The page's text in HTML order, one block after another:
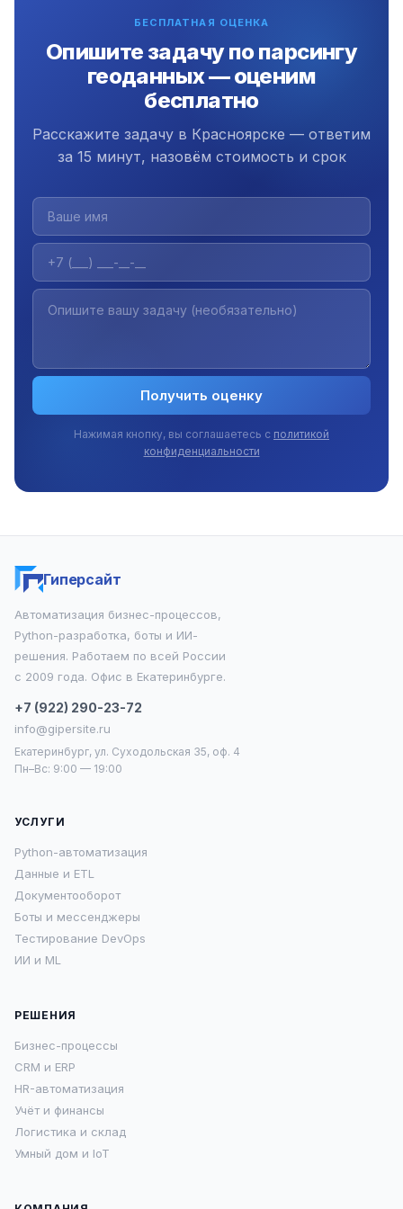
БЕСПЛАТНАЯ ОЦЕНКА
Опишите задачу по парсингу
геоданных — оценим
бесплатно
Расскажите задачу в Красноярске — ответим
за 15 минут, назовём стоимость и срок
Получить оценку
Нажимая кнопку, вы соглашаетесь с политикой
конфиденциальности
Гиперсайт
Автоматизация бизнес-процессов,
Python-разработка, боты и ИИ-
решения. Работаем по всей России
с 2009 года. Офис в Екатеринбурге.
+7 (922) 290-23-72
info@gipersite.ru
Екатеринбург, ул. Суходольская 35, оф. 4
Пн–Вс: 9:00 — 19:00
УСЛУГИ
Python-автоматизация
Данные и ETL
Документооборот
Боты и мессенджеры
Тестирование DevOps
ИИ и ML
РЕШЕНИЯ
Бизнес-процессы
CRM и ERP
HR-автоматизация
Учёт и финансы
Логистика и склад
Умный дом и IoT